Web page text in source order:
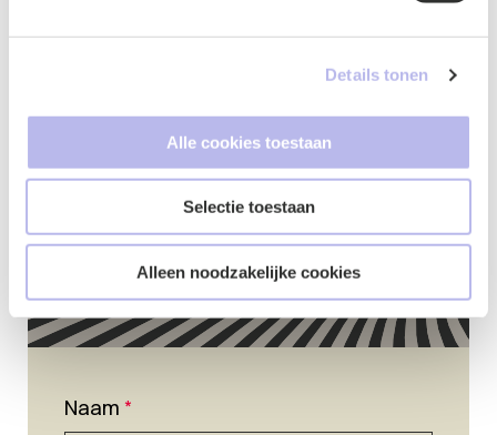
Details tonen
Alle cookies toestaan
Selectie toestaan
Alleen noodzakelijke cookies
Contactformulier
Naam *